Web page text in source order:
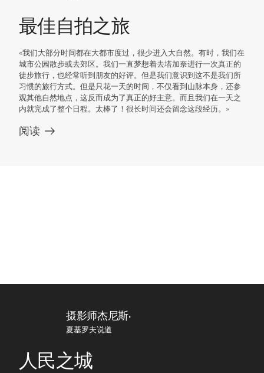
最佳自拍之旅
«我们大部分时间都在大都市度过，很少进入大自然。有时，我们在
城市公园散步或去郊区。我们一直梦想着去塔加奈进行一次真正的
徒步旅行，也经常听到朋友的好评。但是我们意识到这不是我们所
习惯的旅行方式。但是只花一天的时间，不仅看到山脉本身，还参
观其他自然地点，这反而成为了真正的好主意。而且我们在一天之
内就完成了整个日程。太棒了！很长时间还会留念这段经历。»
阅读
人民之城
摄影师杰尼斯·
夏基罗夫说道